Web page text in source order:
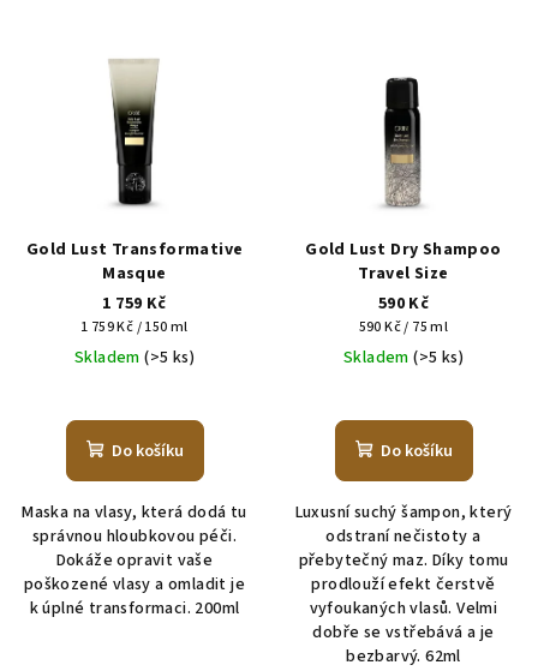
Gold Lust Transformative
Masque
1 759 Kč
Měrná
cena:
1 759 Kč / 150 ml
Skladem(>5 ks)
Do košíku
Maska na vlasy, která dodá tu
správnou hloubkovou péči.
Dokáže opravit vaše
poškozené vlasy a omladit je
k úplné transformaci. 200ml
Gold Lust Dry Shampoo
Travel Size
590 Kč
Měrná
cena:
590 Kč / 75 ml
Skladem(>5 ks)
Do košíku
Luxusní suchý šampon, který
odstraní nečistoty a
přebytečný maz. Díky tomu
prodlouží efekt čerstvě
vyfoukaných vlasů. Velmi
dobře se vstřebává a je
bezbarvý. 62ml